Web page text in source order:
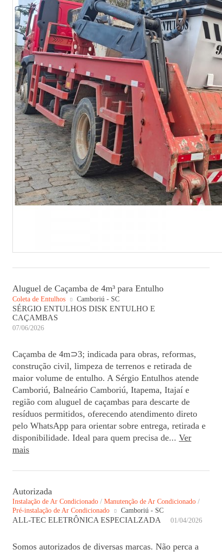
Aluguel de Caçamba de 4m³ para Entulho
Coleta de Entulhos Camboriú - SC
SÉRGIO ENTULHOS DISK ENTULHO E
CAÇAMBAS
07/06/2026
Caçamba de 4m⊃3; indicada para obras, reformas,
construção civil, limpeza de terrenos e retirada de
maior volume de entulho. A Sérgio Entulhos atende
Camboriú, Balneário Camboriú, Itapema, Itajaí e
região com aluguel de caçambas para descarte de
resíduos permitidos, oferecendo atendimento direto
pelo WhatsApp para orientar sobre entrega, retirada e
disponibilidade. Ideal para quem precisa de... Ver
mais
Autorizada
Instalação de Ar Condicionado / Manutenção de Ar Condicionado /
Pré-instalação de Ar Condicionado
Camboriú - SC
ALL-TEC ELETRÔNICA ESPECIALZADA 01/04/2026
Somos autorizados de diversas marcas. Não perca a